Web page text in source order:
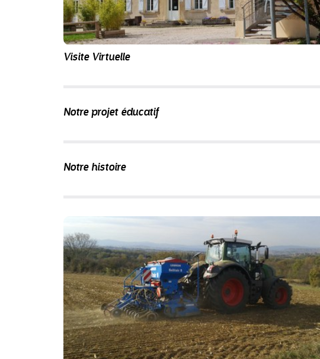
Visite Virtuelle
Notre projet éducatif
Notre histoire